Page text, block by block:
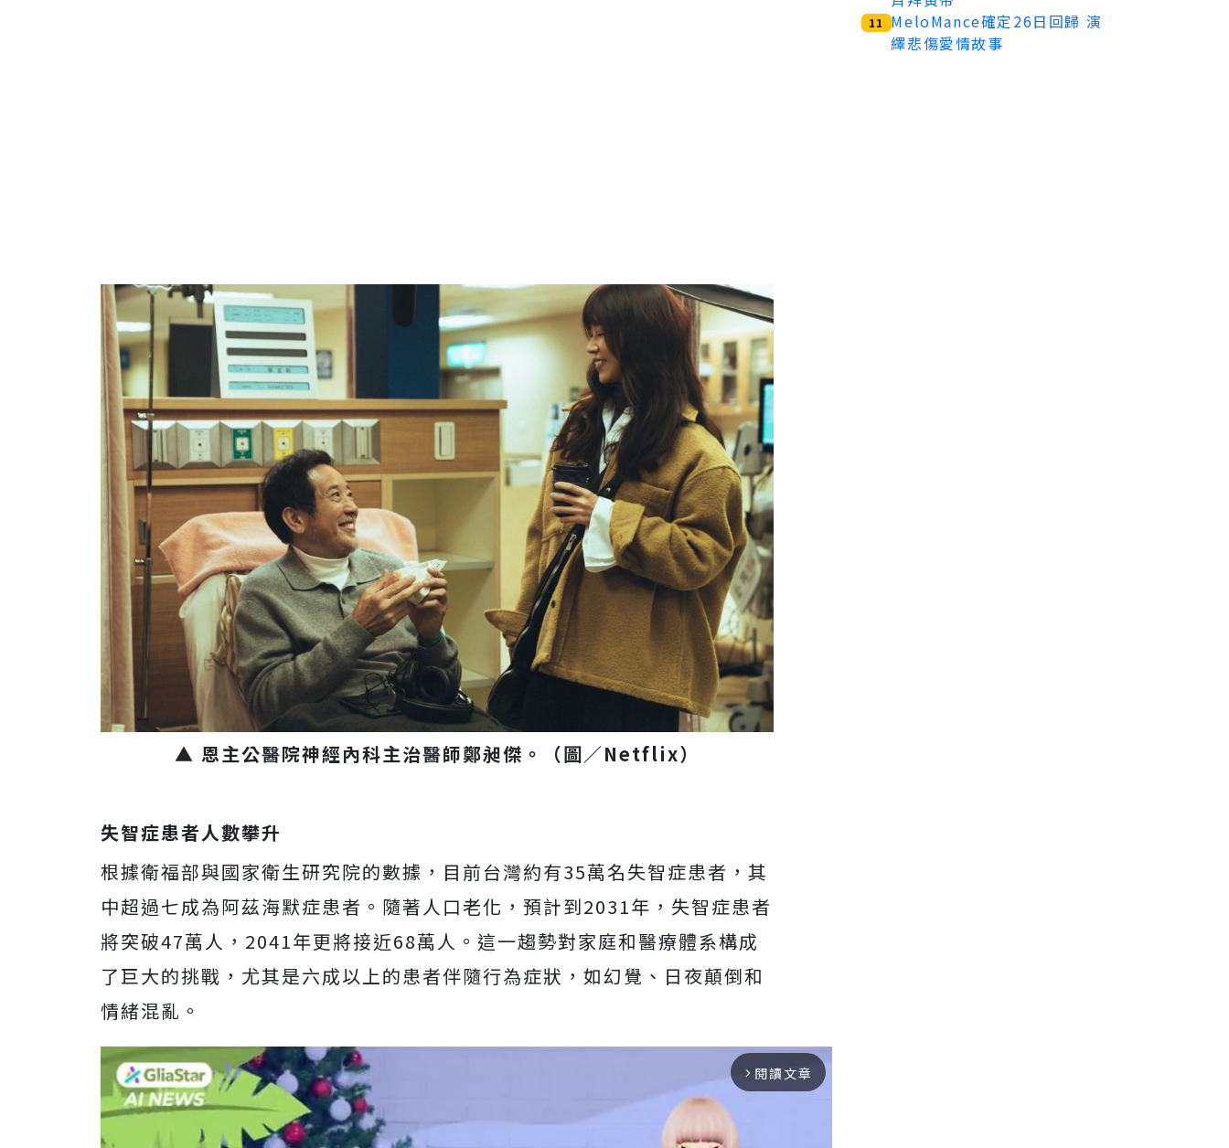
▲ 恩主公醫院神經內科主治醫師鄭昶傑。（圖／Netflix）
失智症患者人數攀升
根據衛福部與國家衛生研究院的數據，目前台灣約有35萬名失智症患者，其
中超過七成為阿茲海默症患者。隨著人口老化，預計到2031年，失智症患者
將突破47萬人，2041年更將接近68萬人。這一趨勢對家庭和醫療體系構成
了巨大的挑戰，尤其是六成以上的患者伴隨行為症狀，如幻覺、日夜顛倒和
情緒混亂。
arrow_forward_ios 閱讀文章
11
MeloMance確定26日回歸 演
繹悲傷愛情故事